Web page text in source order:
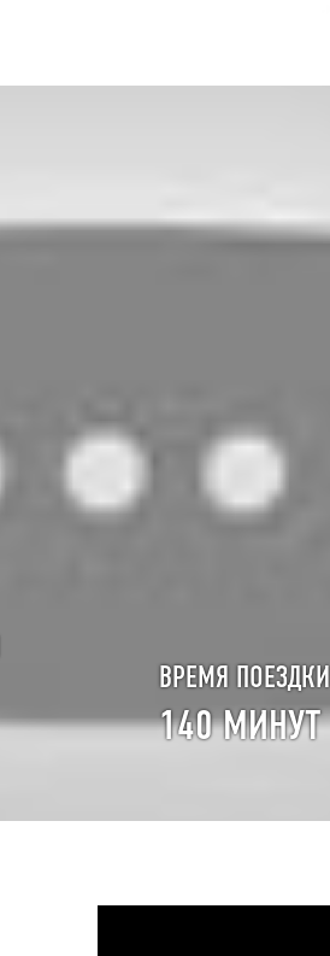
ВРЕМЯ ПОЕЗДКИ
140 МИНУТ